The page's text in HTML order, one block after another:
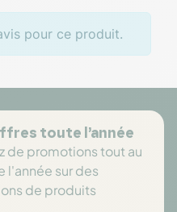
pour ce produit.
toute l’année
de promotions tout au
l'année sur des
de produits